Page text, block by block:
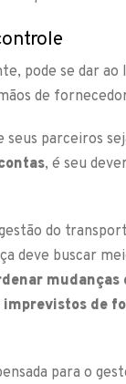
pode se dar ao
de
seus parceiros
, é seu
do
deve buscar
mudanças
de
para o